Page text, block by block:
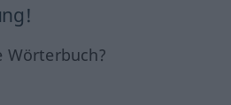
Wörterbuch?